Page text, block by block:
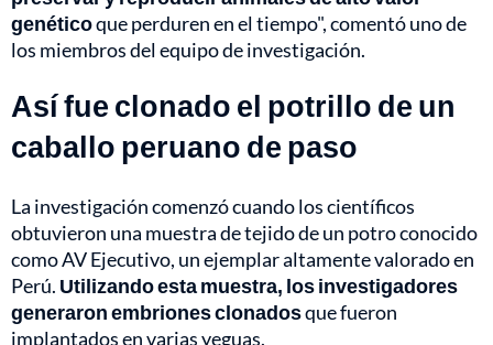
genéticoque perduren en el tiempo", comentó uno de
los miembros del equipo de investigación.
Así fue clonado el potrillo de un
caballo peruano de paso
La investigación comenzó cuando los científicos
obtuvieron una muestra de tejido de un potro conocido
como AV Ejecutivo, un ejemplar altamente valorado en
Perú. Utilizando esta muestra, los investigadores
generaron embriones clonadosque fueron
implantados en varias yeguas.